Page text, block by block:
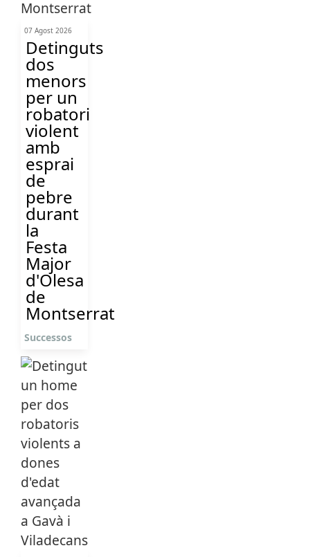
07 Agost 2026
Detinguts
dos
menors
per un
robatori
violent
amb
esprai
de
pebre
durant
la
Festa
Major
d'Olesa
de
Montserrat
Successos